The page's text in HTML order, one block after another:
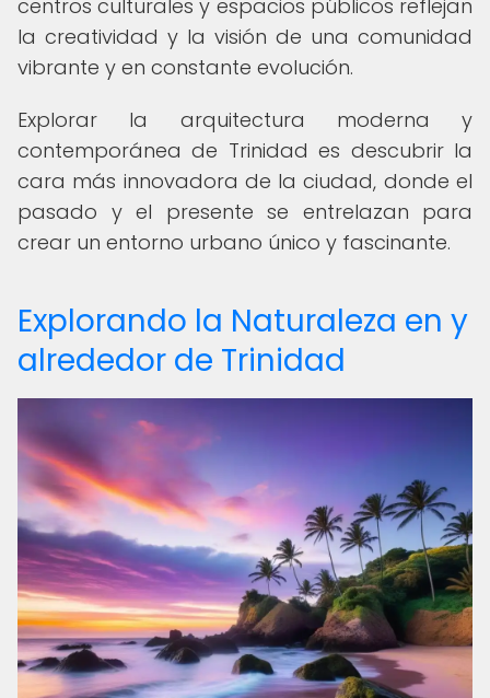
centros culturales y espacios públicos reflejan
la creatividad y la visión de una comunidad
vibrante y en constante evolución.
Explorar la arquitectura moderna y
contemporánea de Trinidad es descubrir la
cara más innovadora de la ciudad, donde el
pasado y el presente se entrelazan para
crear un entorno urbano único y fascinante.
Explorando la Naturaleza en y
alrededor de Trinidad